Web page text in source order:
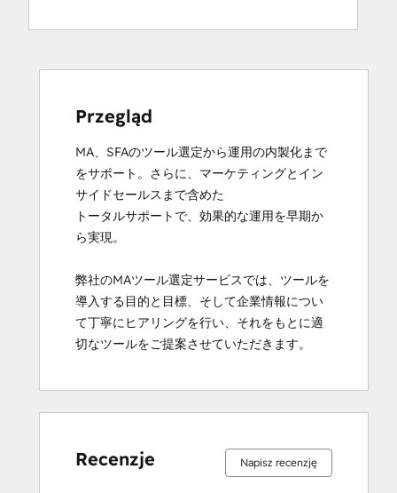
Przegląd
MA、SFAのツール選定から運用の内製化まで
をサポート。さらに、マーケティングとイン
サイドセールスまで含めた
トータルサポートで、効果的な運用を早期か
ら実現。
弊社のMAツール選定サービスでは、ツールを
導入する目的と目標、そして企業情報につい
て丁寧にヒアリングを行い、それをもとに適
切なツールをご提案させていただきます。
Recenzje Napisz recenzję